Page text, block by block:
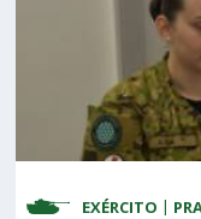
MARINHA
EXÉRCITO
FORÇA AÉREA